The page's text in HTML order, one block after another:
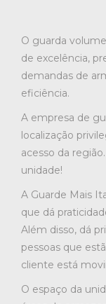
O guarda
de excelência,
demandas de
eficiência.
A empresa de
localização
acesso da
unidade!
A Guarde Mais
que dá
Além disso, dá
pessoas que
cliente está
O espaço da